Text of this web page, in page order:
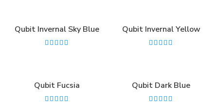
Qubit Invernal Sky Blue Qubit Invernal Yellow
Qubit Fucsia Qubit Dark Blue